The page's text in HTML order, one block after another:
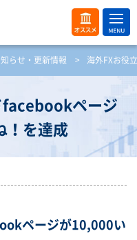
オス
スメ
ME
NU
開
く
らせ・更新情報 > 海外FXお役
facebookページ
！を達成
ページが10,000い